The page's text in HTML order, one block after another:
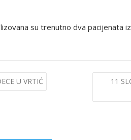
su trenutno dva pacijenata
U VRTIĆ
11